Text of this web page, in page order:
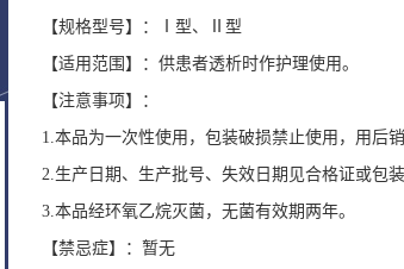
【规格型号】： 型、 型
【适用范围】：供患者透析时作护理使用。
【注意事项】：
1.本品为一次性使用，包装破损禁止使用，用后
2.生产日期、生产批号、失效日期见合格证或包
3.本品经环氧乙烷灭菌，无菌有效期两年。
【禁忌症】：暂无